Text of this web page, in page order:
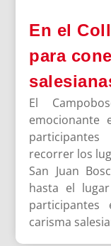
En el
para
El
emocionante
recorrer los
San Juan
hasta el
participantes
carisma